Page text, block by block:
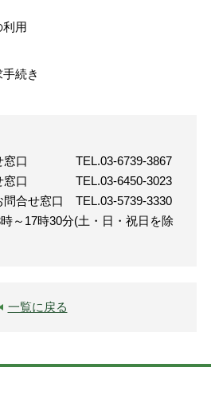
用
続き
せ窓口 TEL.03-6739-3867
せ窓口 TEL.03-6450-3023
問合せ窓口 TEL.03-5739-3330
17時30分(土・日・祝日を除
一覧に戻る